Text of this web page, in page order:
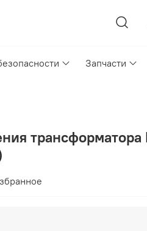
Запчасти
трансформатора